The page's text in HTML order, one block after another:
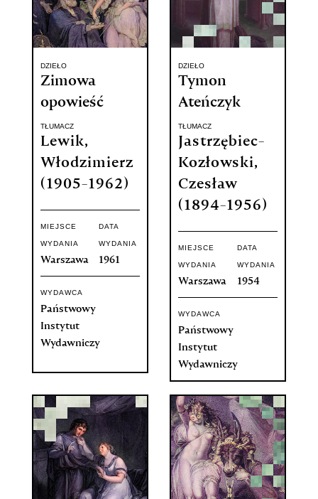
DZIEŁO
Zimowa
opowieść
TŁUMACZ
Lewik,
Włodzimierz
(1905-1962)
MIEJSCE
WYDANIA
Warszawa
DATA
WYDANIA
1961
WYDAWCA
Państwowy
Instytut
Wydawniczy
DZIEŁO
Tymon
Ateńczyk
TŁUMACZ
Jastrzębiec-
Kozłowski,
Czesław
(1894-1956)
MIEJSCE
WYDANIA
Warszawa
DATA
WYDANIA
1954
WYDAWCA
Państwowy
Instytut
Wydawniczy